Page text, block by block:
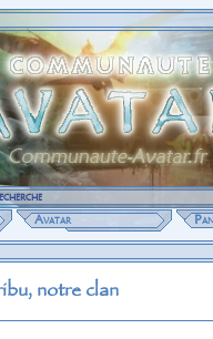
Avatar
notre clan